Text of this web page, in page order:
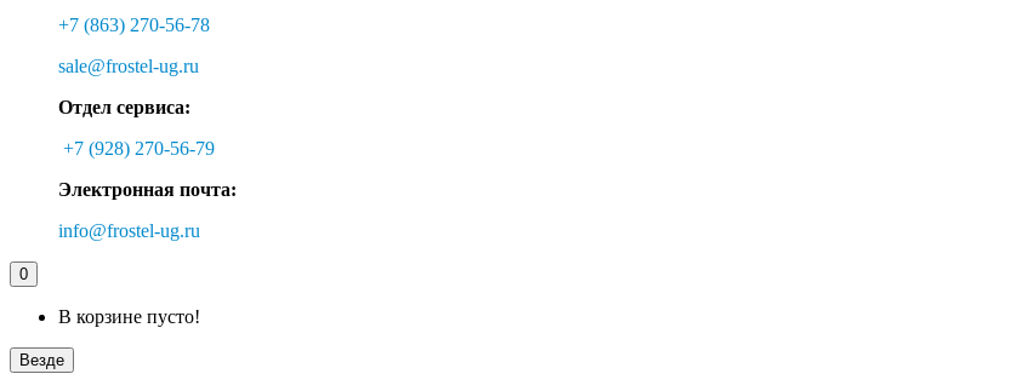
+7 (863) 270-56-78
sale@frostel-ug.ru
Отдел сервиса:
+7 (928) 270-56-79
Электронная почта:
info@frostel-ug.ru
0
В корзине пусто!
Везде